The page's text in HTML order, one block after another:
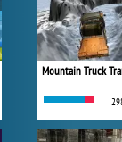
Mountain Truck